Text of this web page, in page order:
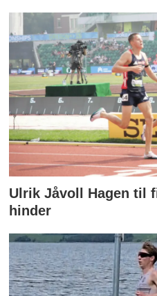
Ulrik Jåvoll Hagen til
hinder